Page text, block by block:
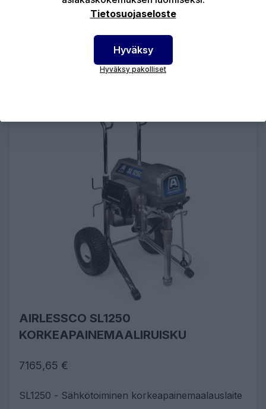
LP655 - Sähkötoiminen korkeapaineruisku
AIRLESSCO SL1250
KORKEAPAINEMAALIRUISKU
7165,65 €
SL1250 - Sähkötoiminen korkeapainemaalauslaite
Tietosuojaseloste
Hyväksy
Hyväksy pakolliset